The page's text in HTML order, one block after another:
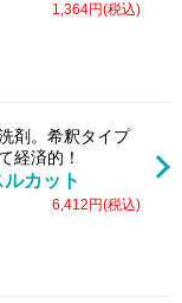
1,364円(税込)
剤。希釈タイプ
経済的！
カット
6,412円(税込)